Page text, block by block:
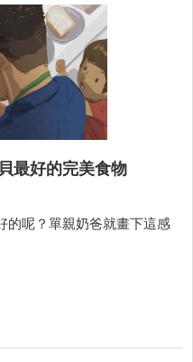
最好的完美食物
的呢？單親奶爸就畫下這感